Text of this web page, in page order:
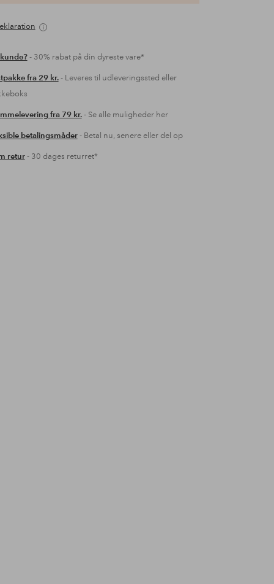
- 30% rabat på din dyreste vare*
fra 29 kr.- Leveres til udleveringssted eller
fra 79 kr.- Se alle muligheder her
betalingsmåder- Betal nu, senere eller del op
retur- 30 dages returret*